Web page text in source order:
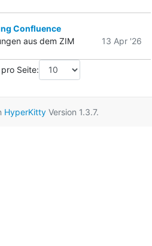
Confluence
aus dem ZIM
13 Apr '26
Seite:
HyperKitty Version 1.3.7.